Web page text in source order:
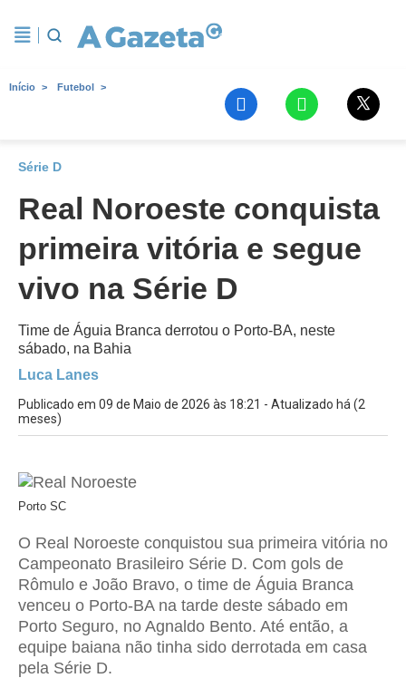
Início Futebol
Série D
Real Noroeste conquista
primeira vitória e segue
vivo na Série D
Time de Águia Branca derrotou o Porto-BA, neste
sábado, na Bahia
Luca Lanes
Publicado em 09 de Maio de 2026 às 18:21 - Atualizado há (2
meses)
Porto SC
O Real Noroeste conquistou sua primeira vitória no
Campeonato Brasileiro Série D. Com gols de
Rômulo e João Bravo, o time de Águia Branca
venceu o Porto-BA na tarde deste sábado em
Porto Seguro, no Agnaldo Bento. Até então, a
equipe baiana não tinha sido derrotada em casa
pela Série D.